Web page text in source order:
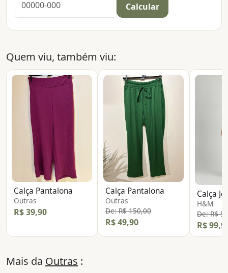
Calcular
Quem viu, também viu:
Calça Pantalona
Outras
R$ 39,90
Calça Pantalona
Outras
De: R$ 150,00
R$ 49,90
H&M
De: R$
R$
Mais da Outras :